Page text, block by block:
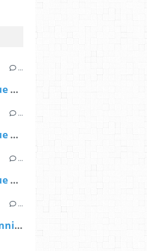
…
Une finesse… Contre-sotie critique et diabolique, forcément diabolique (3ème partie)
…
Une finesse… Contre-sotie critique et diabolique, forcément diabolique (2ème partie)
…
Une finesse… Contre-sotie critique et diabolique, forcément diabolique (1ère partie)
…
Quel avenir pour l’Alliance Maçonnique Européenne ?